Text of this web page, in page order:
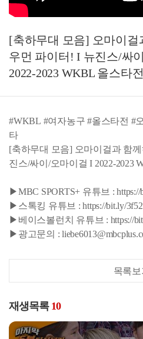
[축하무대 모음] 오마이걸
우먼 파이터! I 뉴진스/싸
2022-2023 WKBL 올스타
#WKBL #여자농구 #올스타전 #
타
[축하무대 모음] 오마이걸과 함
진스/싸이/오마이걸 I 2022-2023
▶MBC SPORTS+ 유튜브 : https://
▶스톡킹 유튜브 : https://bit.ly/
▶베이스볼런치 유튜브 : https://
▶광고문의 :
목록보
재생목록 10